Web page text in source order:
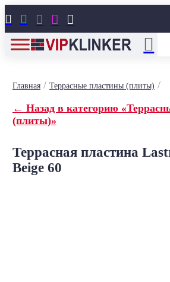
    
Главная/ Террасные пластины (плиты) /
← Назад в категорию
(плиты)»
Террасная пластина
Beige 60